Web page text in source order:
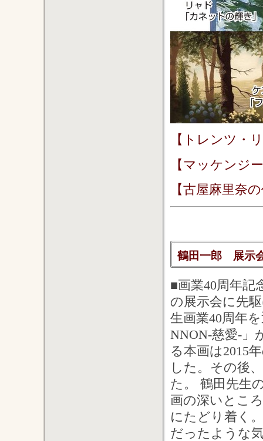
【トレンツ・
【マッケンジ
【古屋麻里奈
鶴田一郎 展示
■画業40周年記
の展示会に先
生画業40周年
NNON-慈愛-」
る本画は2015
した。その後
た。 鶴田先生
画の深いとこ
にたどり着く
だったような